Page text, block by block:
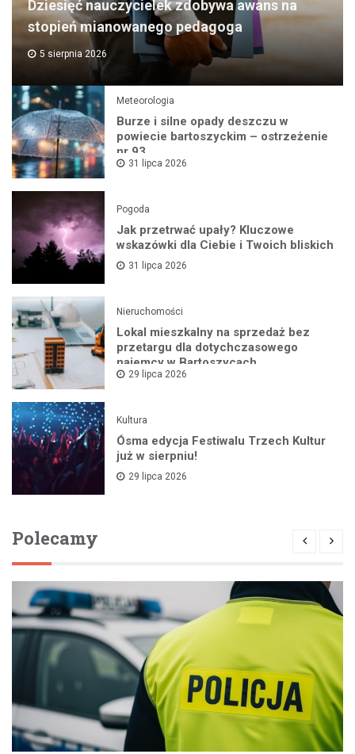
Dziesięć nauczycielek zdobywa awans na
stopień mianowanego pedagoga
5 sierpnia 2026
Meteorologia
Burze i silne opady deszczu w
powiecie bartoszyckim – ostrzeżenie
nr 93
31 lipca 2026
Pogoda
Jak przetrwać upały? Kluczowe
wskazówki dla Ciebie i Twoich bliskich
31 lipca 2026
Nieruchomości
Lokal mieszkalny na sprzedaż bez
przetargu dla dotychczasowego
najemcy w Bartoszycach
29 lipca 2026
Kultura
Ósma edycja Festiwalu Trzech Kultur
już w sierpniu!
29 lipca 2026
Polecamy